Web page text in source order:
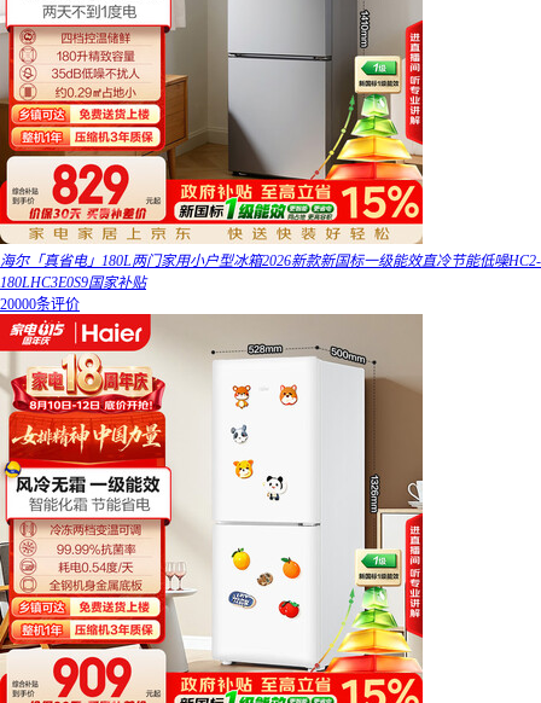
海尔「真省电」180L两门家用小户型冰箱2026新款新国标一级能效直冷节能低噪HC2-
180LHC3E0S9国家补贴
20000条评价